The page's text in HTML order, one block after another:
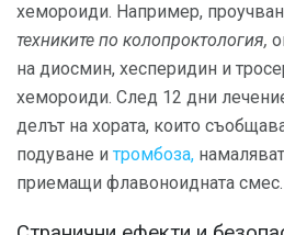
хемороиди. Например,
техниките по колопроктология,
на диосмин, хесперидин и
хемороиди. След 12 дни
делът на хората, които
подуване и тромбоза,
приемащи флавоноидната смес.